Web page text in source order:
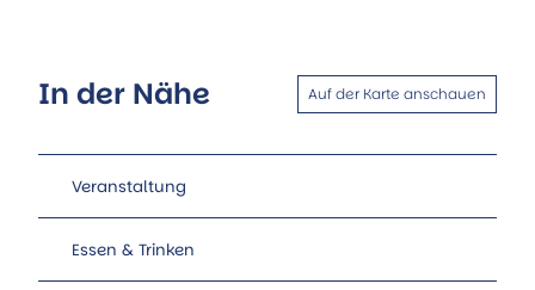
In der Nähe Auf der Karte anschauen
Veranstaltung
Essen & Trinken